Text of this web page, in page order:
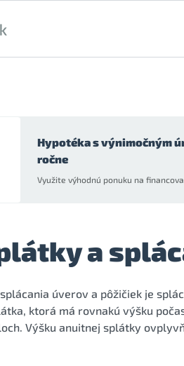
Hypotéka s výnimočným
ročne
Využite výhodnú ponuku na
a
úverov a pôžičiek je
ktorá má rovnakú výšku
Výšku anuitnej splátky